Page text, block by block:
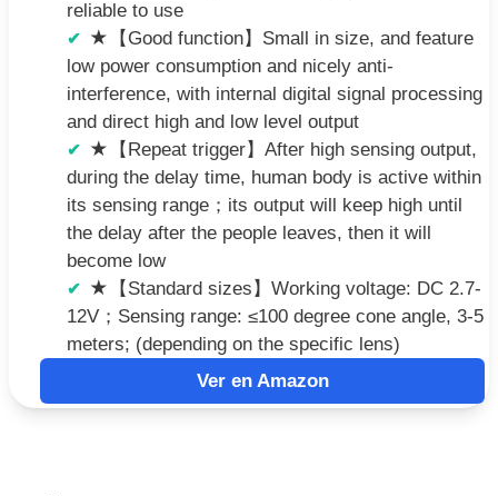
reliable to use
★【Good function】Small in size, and feature
low power consumption and nicely anti-
interference, with internal digital signal processing
and direct high and low level output
★【Repeat trigger】After high sensing output,
during the delay time, human body is active within
its sensing range；its output will keep high until
the delay after the people leaves, then it will
become low
★【Standard sizes】Working voltage: DC 2.7-
12V；Sensing range: ≤100 degree cone angle, 3-5
meters; (depending on the specific lens)
Ver en Amazon